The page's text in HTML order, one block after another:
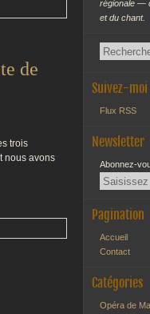
de
trois
nous avons
régionale —
et du chant.
Suivez-moi
Flux RSS
Newsletter
Abonnez-
Pagination
Accueil
Contact
Catégories
Opéra de